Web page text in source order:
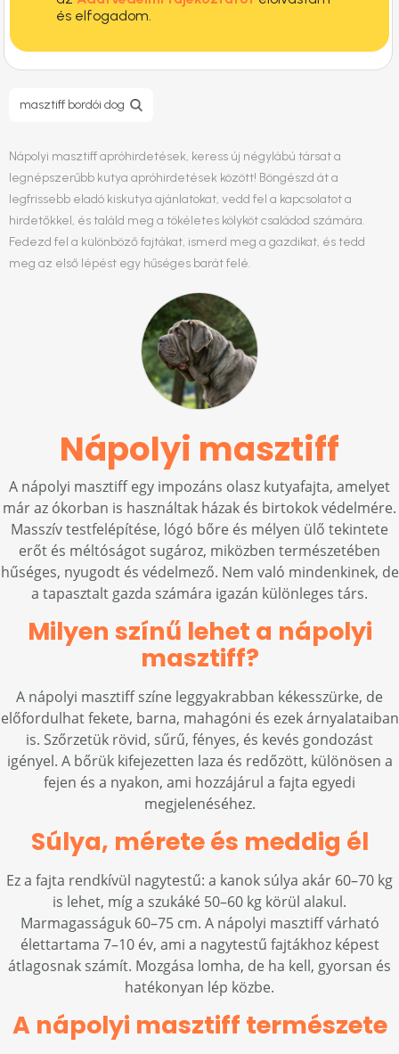
és elfogadom.
masztiff bordói dog
Nápolyi masztiff apróhirdetések, keress új négylábú társat a
legnépszerűbb kutya apróhirdetések között! Böngészd át a
legfrissebb eladó kiskutya ajánlatokat, vedd fel a kapcsolatot a
hirdetőkkel, és találd meg a tökéletes kölyköt családod számára.
Fedezd fel a különböző fajtákat, ismerd meg a gazdikat, és tedd
meg az első lépést egy hűséges barát felé.
Nápolyi masztiff
A nápolyi masztiff egy impozáns olasz kutyafajta, amelyet
már az ókorban is használtak házak és birtokok védelmére.
Masszív testfelépítése, lógó bőre és mélyen ülő tekintete
erőt és méltóságot sugároz, miközben természetében
hűséges, nyugodt és védelmező. Nem való mindenkinek, de
a tapasztalt gazda számára igazán különleges társ.
Milyen színű lehet a nápolyi
masztiff?
A nápolyi masztiff színe leggyakrabban kékesszürke, de
előfordulhat fekete, barna, mahagóni és ezek árnyalataiban
is. Szőrzetük rövid, sűrű, fényes, és kevés gondozást
igényel. A bőrük kifejezetten laza és redőzött, különösen a
fejen és a nyakon, ami hozzájárul a fajta egyedi
megjelenéséhez.
Súlya, mérete és meddig él
Ez a fajta rendkívül nagytestű: a kanok súlya akár 60–70 kg
is lehet, míg a szukáké 50–60 kg körül alakul.
Marmagasságuk 60–75 cm. A nápolyi masztiff várható
élettartama 7–10 év, ami a nagytestű fajtákhoz képest
átlagosnak számít. Mozgása lomha, de ha kell, gyorsan és
hatékonyan lép közbe.
A nápolyi masztiff természete